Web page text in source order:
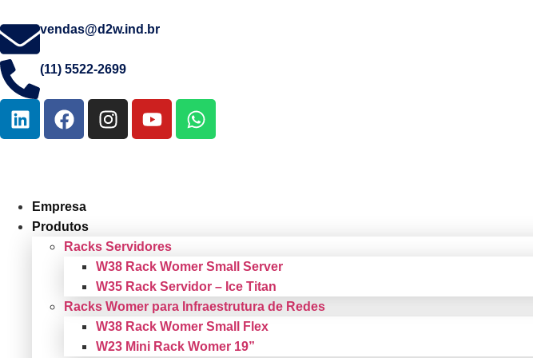
vendas@d2w.ind.br
(11) 5522-2699
Empresa
Produtos
Racks Servidores
W38 Rack Womer Small Server
W35 Rack Servidor – Ice Titan
Racks Womer para Infraestrutura de Redes
W38 Rack Womer Small Flex
W23 Mini Rack Womer 19”